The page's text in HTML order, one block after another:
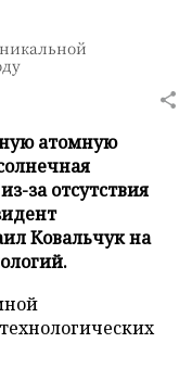
атомную
за отсутствия
Ковальчук на